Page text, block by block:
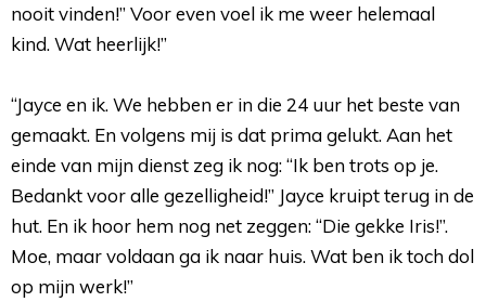
nooit vinden!” Voor even voel ik me weer helemaal
kind. Wat heerlijk!”
“Jayce en ik. We hebben er in die 24 uur het beste van
gemaakt. En volgens mij is dat prima gelukt. Aan het
einde van mijn dienst zeg ik nog: “Ik ben trots op je.
Bedankt voor alle gezelligheid!” Jayce kruipt terug in de
hut. En ik hoor hem nog net zeggen: “Die gekke Iris!”.
Moe, maar voldaan ga ik naar huis. Wat ben ik toch dol
op mijn werk!”